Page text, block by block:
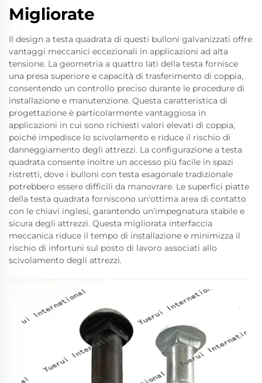
Migliorate
Il design a testa quadrata di questi bulloni galvanizzati offre
vantaggi meccanici eccezionali in applicazioni ad alta
tensione. La geometria a quattro lati della testa fornisce
una presa superiore e capacità di trasferimento di coppia,
consentendo un controllo preciso durante le procedure di
installazione e manutenzione. Questa caratteristica di
progettazione è particolarmente vantaggiosa in
applicazioni in cui sono richiesti valori elevati di coppia,
poiché impedisce lo scivolamento e riduce il rischio di
danneggiamento degli attrezzi. La configurazione a testa
quadrata consente inoltre un accesso più facile in spazi
ristretti, dove i bulloni con testa esagonale tradizionale
potrebbero essere difficili da manovrare. Le superfici piatte
della testa quadrata forniscono un'ottima area di contatto
con le chiavi inglesi, garantendo un'impegnatura stabile e
sicura degli attrezzi. Questa migliorata interfaccia
meccanica riduce il tempo di installazione e minimizza il
rischio di infortuni sul posto di lavoro associati allo
scivolamento degli attrezzi.